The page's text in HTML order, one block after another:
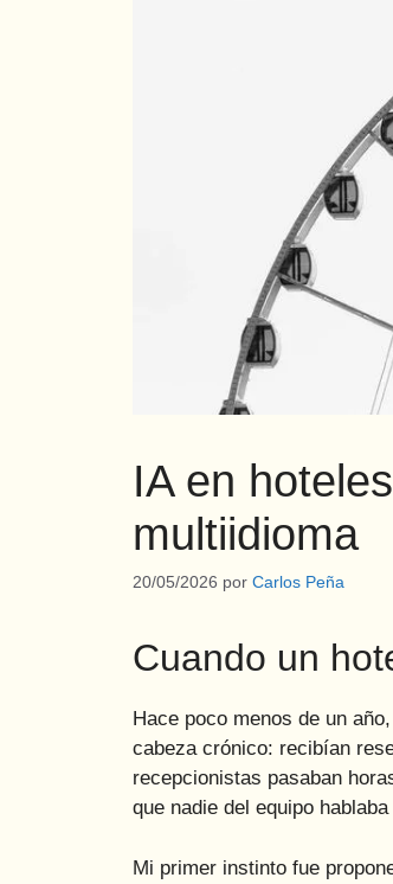
IA en
multiidioma
20/05/2026 por Carlos Peña
Cuando un
Hace poco menos de un
cabeza crónico: recibían
recepcionistas pasaban
que nadie del equipo
Mi primer instinto fue